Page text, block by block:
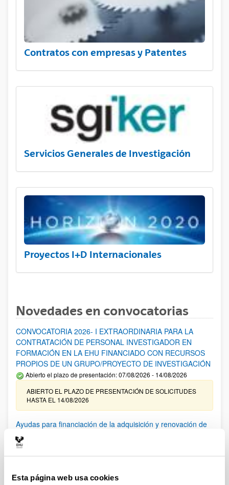
Esta página web usa cookies
Contratos con empresas y Patentes
Servicios Generales de Investigación
Proyectos I+D Internacionales
Novedades en convocatorias
CONVOCATORIA 2026- I EXTRAORDINARIA PARA LA
CONTRATACIÓN DE PERSONAL INVESTIGADOR EN
FORMACIÓN EN LA EHU FINANCIADO CON RECURSOS
PROPIOS DE UN GRUPO/PROYECTO DE INVESTIGACIÓN
Abierto el plazo de presentación: 07/08/2026 - 14/08/2026
ABIERTO EL PLAZO DE PRESENTACIÓN DE SOLICITUDES
HASTA EL 14/08/2026
Ayudas para financiación de la adquisición y renovación de
infraestructura científica y fondos bibliográficos en la
UPV/EHU 2026
Trámite abierto
25/03/2026: Corrección de errores del listado provisional de
solicitudes admitidas y excluidas. 23/03/2026: Relación